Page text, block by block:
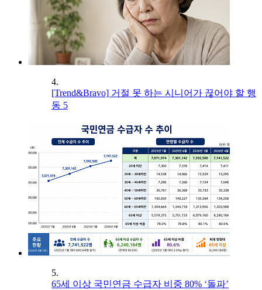
4.
[Trend&Bravo] 거절 못 하는 시니어가 끊어야 할 행
동 5
5.
65세 이상 국민연금 수급자 비중 80% ‘돌파’